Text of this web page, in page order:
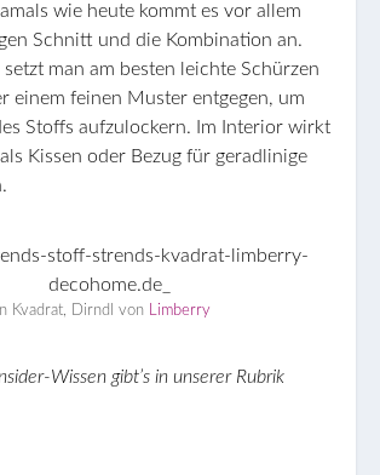
wie heute kommt es vor allem
Schnitt und die Kombination an.
man am besten leichte Schürzen
einem feinen Muster entgegen, um
Stoffs aufzulockern. Im Interior wirkt
Kissen oder Bezug für geradlinige
Kvadrat, Dirndl von Limberry
Wissen gibt’s in unserer Rubrik